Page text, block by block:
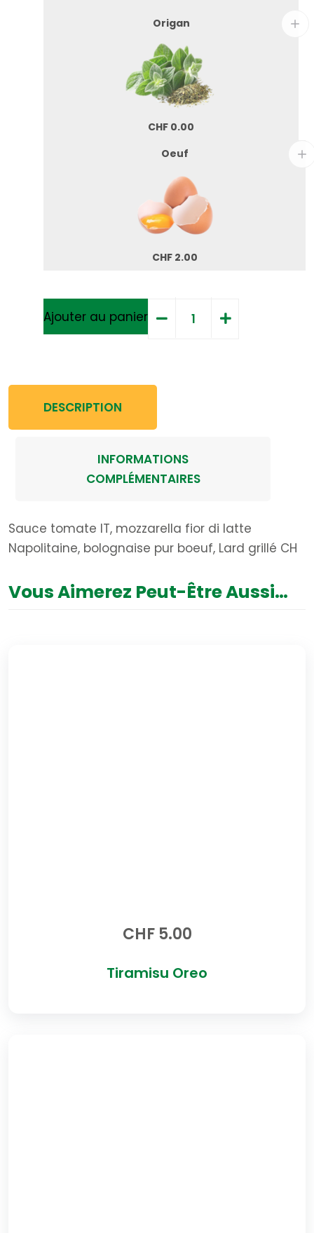
Origan
CHF 0.00
Oeuf
CHF2.00
Ajouter au panier
DESCRIPTION
INFORMATIONS
COMPLÉMENTAIRES
Sauce tomate IT, mozzarella fior di latte
Napolitaine, bolognaise pur boeuf, Lard grillé CH
Vous Aimerez Peut-Être Aussi…
CHF5.00
Tiramisu Oreo